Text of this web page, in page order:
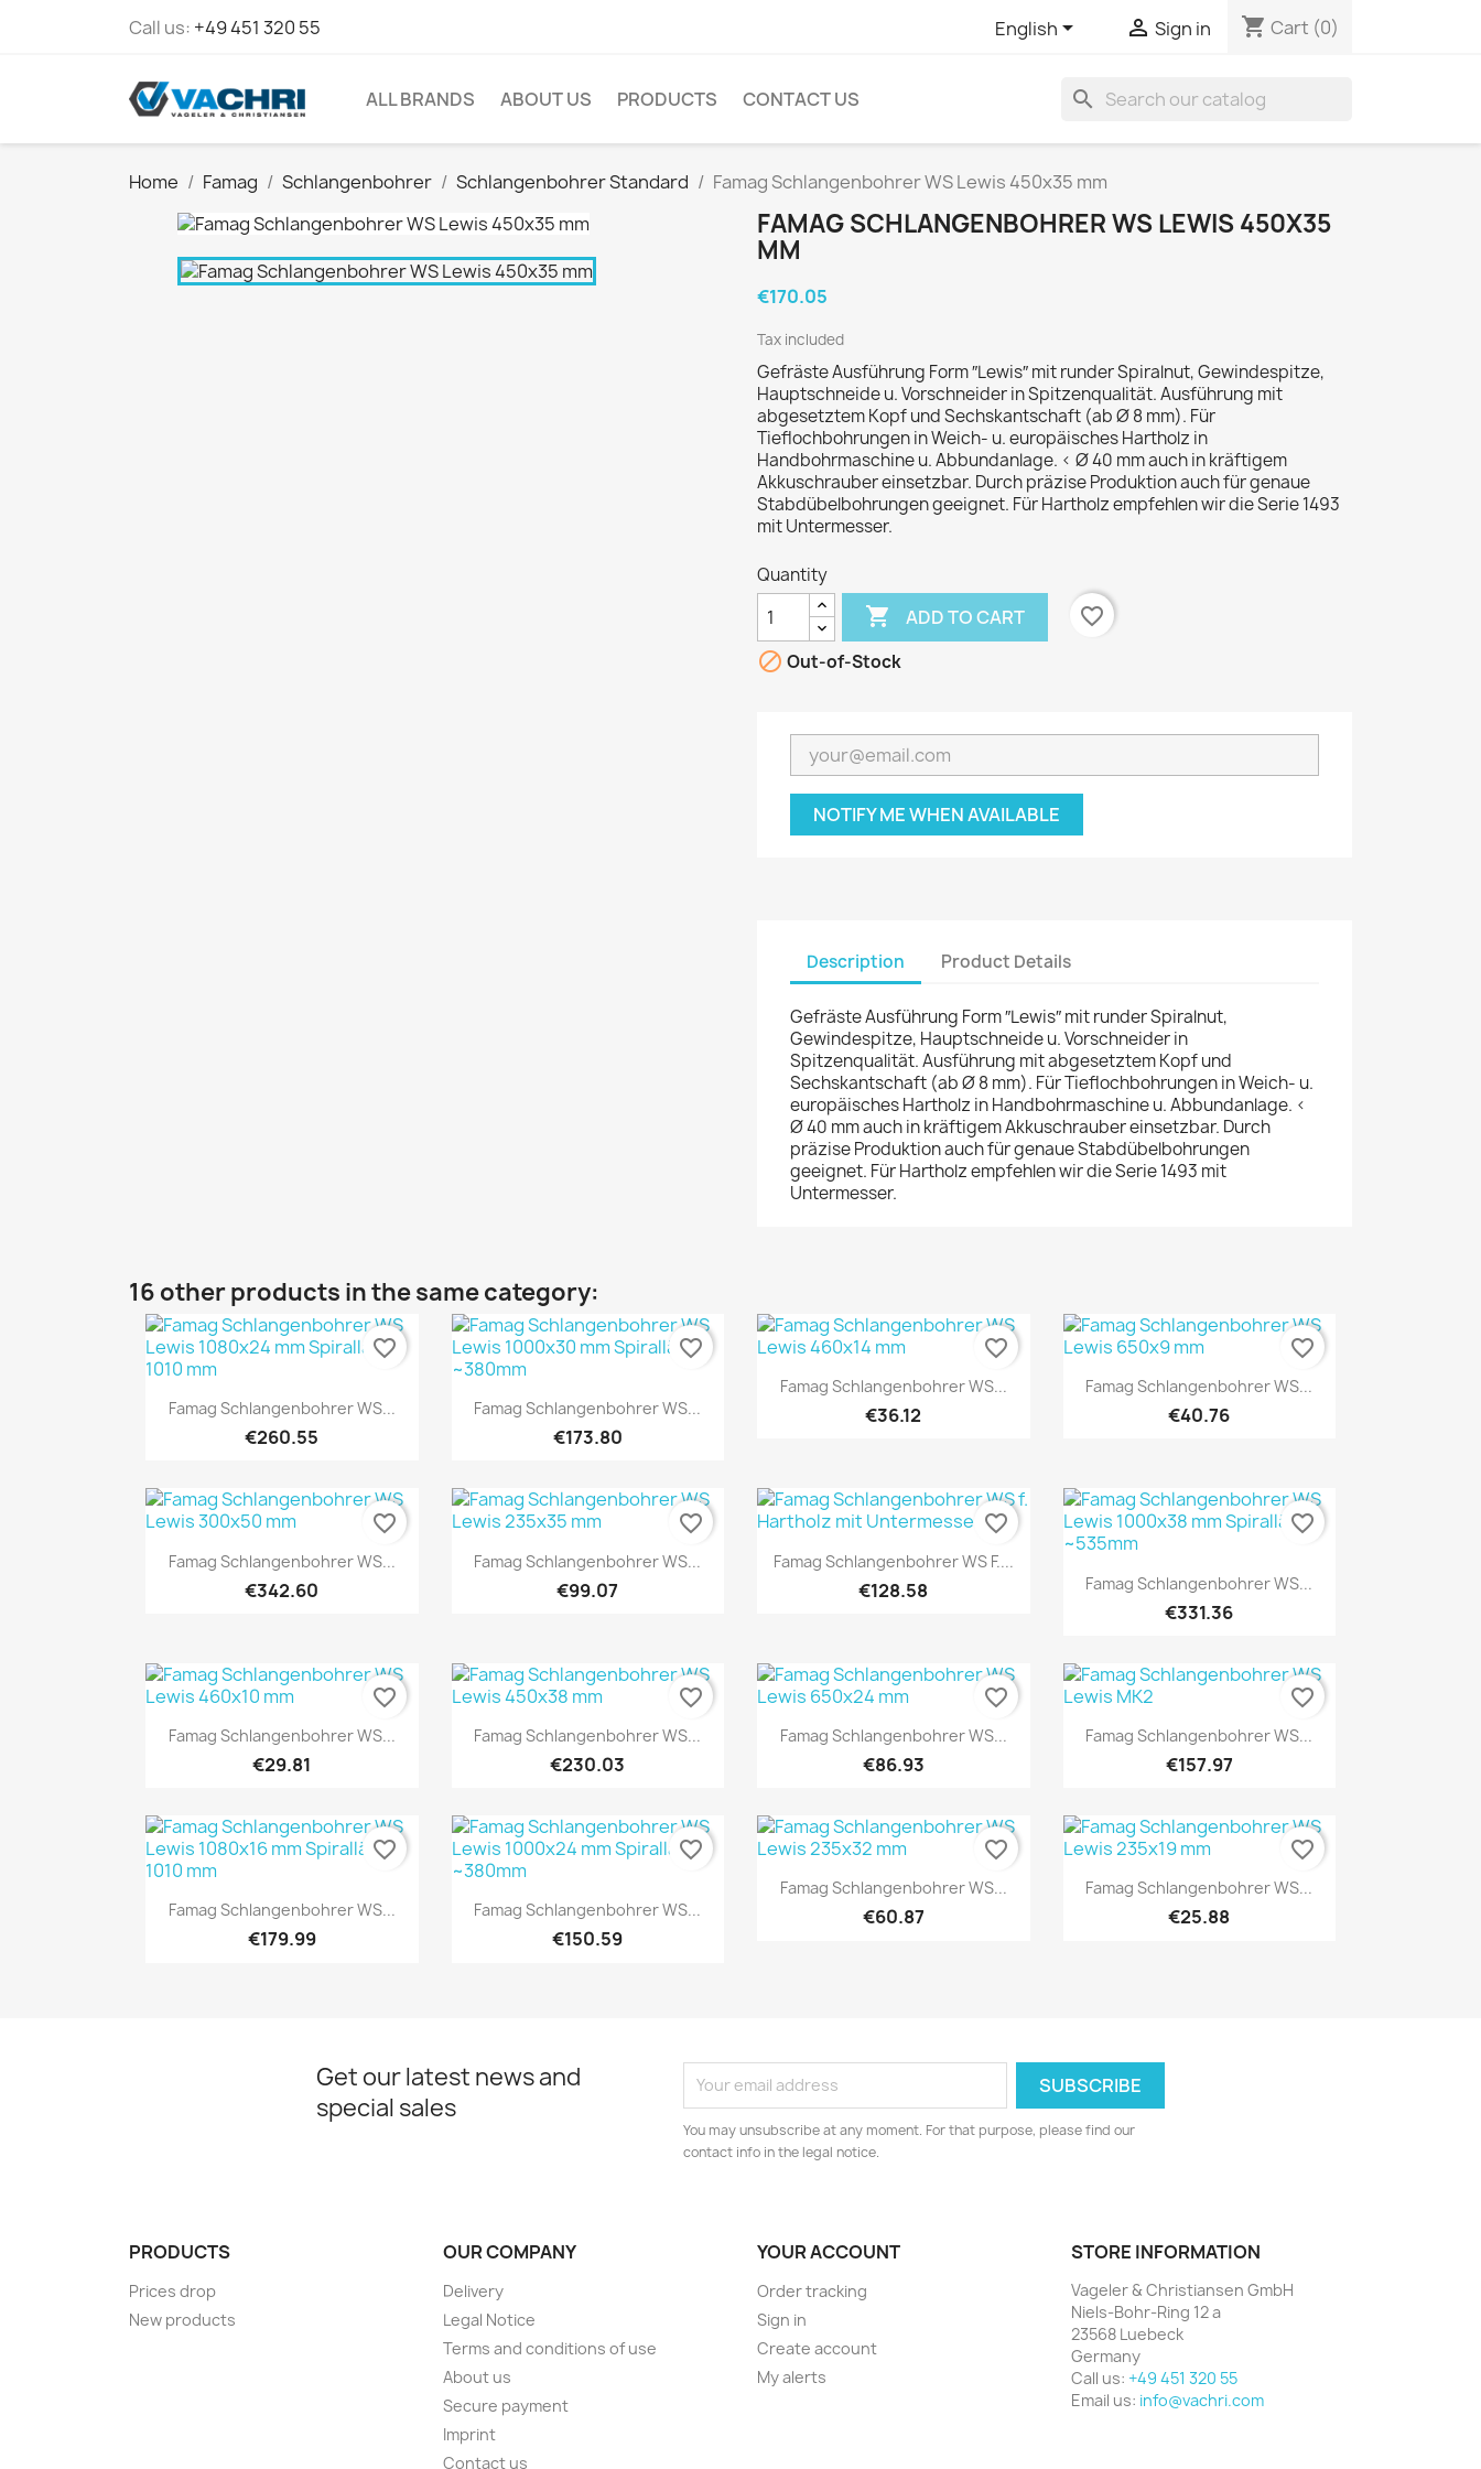
Call us: +49 451 320 55 English  Sign in shopping_cart Cart (0)
ALL BRANDS ABOUT US PRODUCTS CONTACT US search
Home Famag Schlangenbohrer Schlangenbohrer Standard Famag Schlangenbohrer WS Lewis 450x35 mm
FAMAG SCHLANGENBOHRER WS LEWIS 450X35
MM
€170.05
Tax included
Gefräste Ausführung Form ″Lewis″ mit runder Spiralnut, Gewindespitze,
Hauptschneide u. Vorschneider in Spitzenqualität. Ausführung mit
abgesetztem Kopf und Sechskantschaft (ab Ø 8 mm). Für
Tieflochbohrungen in Weich- u. europäisches Hartholz in
Handbohrmaschine u. Abbundanlage. < Ø 40 mm auch in kräftigem
Akkuschrauber einsetzbar. Durch präzise Produktion auch für genaue
Stabdübelbohrungen geeignet. Für Hartholz empfehlen wir die Serie 1493
mit Untermesser.
Quantity
 ADD TO CART
favorite_border
 Out-of-Stock
NOTIFY ME WHEN AVAILABLE
Description Product Details
Gefräste Ausführung Form ″Lewis″ mit runder Spiralnut,
Gewindespitze, Hauptschneide u. Vorschneider in
Spitzenqualität. Ausführung mit abgesetztem Kopf und
Sechskantschaft (ab Ø 8 mm). Für Tieflochbohrungen in Weich- u.
europäisches Hartholz in Handbohrmaschine u. Abbundanlage. <
Ø 40 mm auch in kräftigem Akkuschrauber einsetzbar. Durch
präzise Produktion auch für genaue Stabdübelbohrungen
geeignet. Für Hartholz empfehlen wir die Serie 1493 mit
Untermesser.
16 other products in the same category:
Quick view
Famag Schlangenbohrer WS...
€260.55
favorite_border
Quick view
Famag Schlangenbohrer WS...
€173.80
favorite_border
Quick view
Famag Schlangenbohrer WS...
€36.12
favorite_border
Quick view
Famag Schlangenbohrer WS...
€40.76
favorite_border
Quick view
Famag Schlangenbohrer WS...
€342.60
favorite_border
Quick view
Famag Schlangenbohrer WS...
€99.07
favorite_border
Quick view
Famag Schlangenbohrer WS F....
€128.58
favorite_border
Quick view
Famag Schlangenbohrer WS...
€331.36
favorite_border
Quick view
Famag Schlangenbohrer WS...
€29.81
favorite_border
Quick view
Famag Schlangenbohrer WS...
€230.03
favorite_border
Quick view
Famag Schlangenbohrer WS...
€86.93
favorite_border
Quick view
Famag Schlangenbohrer WS...
€157.97
favorite_border
Quick view
Famag Schlangenbohrer WS...
€179.99
favorite_border
Quick view
Famag Schlangenbohrer WS...
€150.59
favorite_border
Quick view
Famag Schlangenbohrer WS...
€60.87
favorite_border
Quick view
Famag Schlangenbohrer WS...
€25.88
favorite_border
Get our latest news and
special sales
You may unsubscribe at any moment. For that purpose, please find our
contact info in the legal notice.
PRODUCTS
Prices drop
New products
OUR COMPANY
Delivery
Legal Notice
Terms and conditions of use
About us
Secure payment
Imprint
Contact us
YOUR ACCOUNT
Order tracking
Sign in
Create account
My alerts
STORE INFORMATION
Vageler & Christiansen GmbH
Niels-Bohr-Ring 12 a
23568 Luebeck
Germany
Call us: +49 451 320 55
Email us: info@vachri.com